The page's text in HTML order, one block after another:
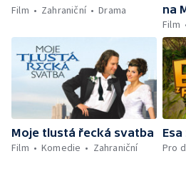
Film
Zahraniční Drama
na
Film
Moje tlustá řecká svatba
Film
Komedie Zahraniční
Pro